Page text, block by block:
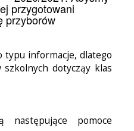
przygotowani
przyborów
typu informacje, dlatego
dotycząy klas
następujące pomoce